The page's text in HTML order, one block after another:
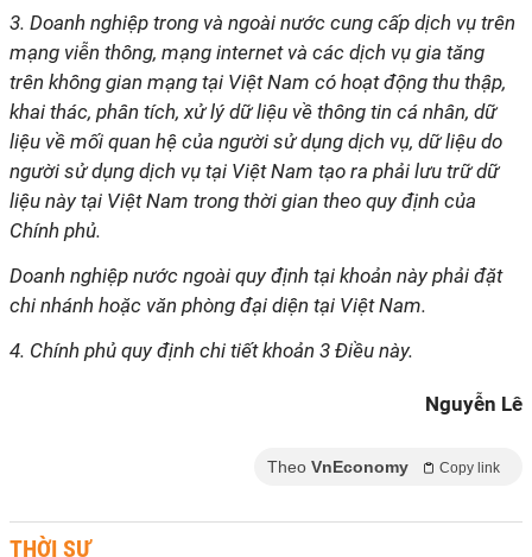
3. Doanh nghiệp trong và ngoài nước cung cấp dịch vụ trên
mạng viễn thông, mạng internet và các dịch vụ gia tăng
trên không gian mạng tại Việt Nam có hoạt động thu thập,
khai thác, phân tích, xử lý dữ liệu về thông tin cá nhân, dữ
liệu về mối quan hệ của người sử dụng dịch vụ, dữ liệu do
người sử dụng dịch vụ tại Việt Nam tạo ra phải lưu trữ dữ
liệu này tại Việt Nam trong thời gian theo quy định của
Chính phủ.
Doanh nghiệp nước ngoài quy định tại khoản này phải đặt
chi nhánh hoặc văn phòng đại diện tại Việt Nam.
4. Chính phủ quy định chi tiết khoản 3 Điều này.
Nguyễn Lê
Theo VnEconomy Copy link
THỜI SỰ